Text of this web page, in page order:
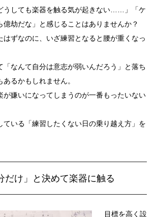
うしても楽器を触る気が起きない
」「ケ
億劫だな」と感じることはありませんか？
はずなのに、いざ練習となると腰が重くなっ
「なんて自分は意志が弱いんだろう」と落ち
るかもしれません。
が嫌いになってしまうのが一番もったいない
ている「練習したくない日の乗り越え方」を
だけ」と決めて楽器に触る
目標を高く設